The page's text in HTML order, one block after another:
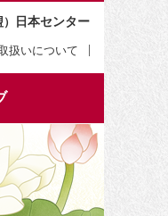
日本センター
扱いについて